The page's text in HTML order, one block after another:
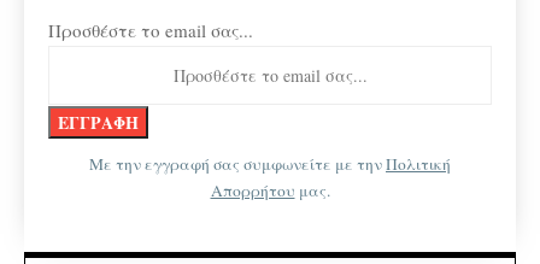
Προσθέστε το email σας...
Με την εγγραφή σας συμφωνείτε με τηνΠολιτική
Απορρήτου μας.